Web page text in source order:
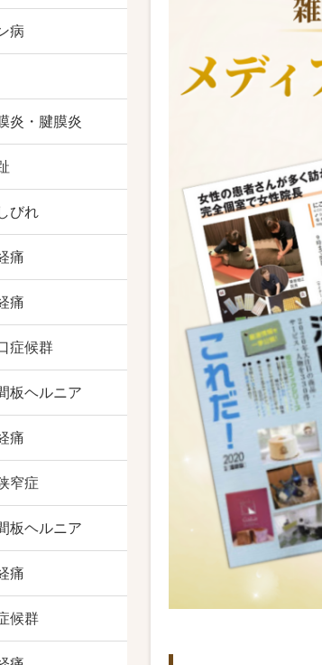
病
炎・腱膜炎
びれ
痛
痛
症候群
板ヘルニア
痛
窄症
板ヘルニア
痛
候群